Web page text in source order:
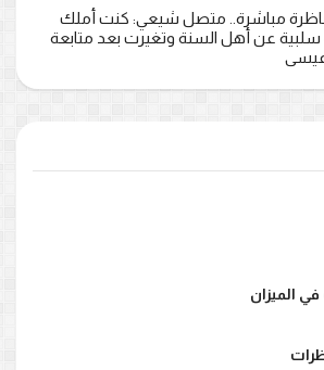
مباشرة.. متصل شيعي: كنت أملك
عن أهل السنة وتغيرت بعد متابعة
الميزان